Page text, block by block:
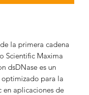
la primera cadena
Scientific Maxima
dsDNase es un
para la
en aplicaciones de